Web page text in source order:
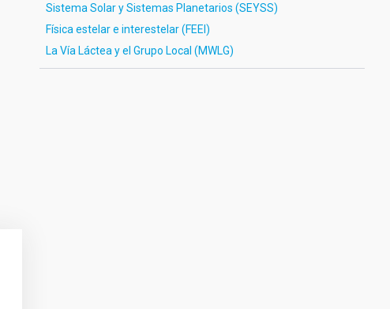
Sistema Solar y Sistemas Planetarios (SEYSS)
Física estelar e interestelar (FEEI)
La Vía Láctea y el Grupo Local (MWLG)